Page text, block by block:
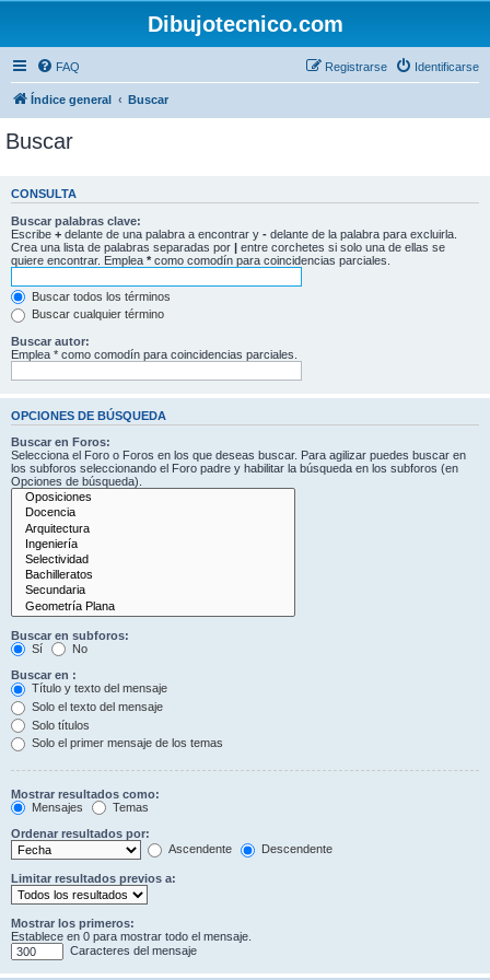
Dibujotecnico.com
FAQ Identificarse
Registrarse
Índice general Buscar
Buscar
CONSULTA
Buscar palabras clave:
Escribe + delante de una palabra a encontrar y - delante de la palabra para excluirla.
Crea una lista de palabras separadas por | entre corchetes si solo una de ellas se
quiere encontrar. Emplea * como comodín para coincidencias parciales.
Buscar todos los términos
Buscar cualquier término
Buscar autor:
Emplea * como comodín para coincidencias parciales.
OPCIONES DE BÚSQUEDA
Buscar en Foros:
Selecciona el Foro o Foros en los que deseas buscar. Para agilizar puedes buscar en
los subforos seleccionando el Foro padre y habilitar la búsqueda en los subforos (en
Opciones de búsqueda).
Buscar en subforos:
Sí
No
Buscar en :
Título y texto del mensaje
Solo el texto del mensaje
Solo títulos
Solo el primer mensaje de los temas
Mostrar resultados como:
Mensajes
Temas
Ordenar resultados por:
Ascendente
Descendente
Limitar resultados previos a:
Mostrar los primeros:
Establece en 0 para mostrar todo el mensaje.
Caracteres del mensaje